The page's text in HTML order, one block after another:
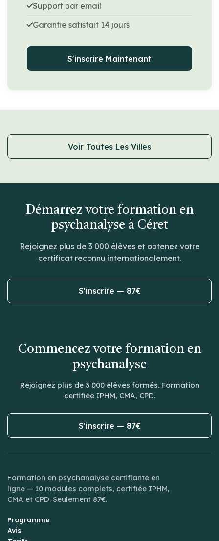
Support par email
Garantie satisfait 14 jours
S'inscrire Maintenant
Voir Toutes Les Villes
Démarrez votre formation en
psychanalyse à Céret
Rejoignez plus de 3 000 élèves et obtenez votre
certificat reconnu internationalement.
S'inscrire — 87€
Commencez votre formation en
psychanalyse
Rejoignez plus de 3 000 élèves formés. Formation
certifiée IPHM, CMA, CPD.
S'inscrire — 87€
Formation en psychanalyse certifiante en
ligne — 10 modules complets, certifiée IPHM,
CMA et CPD. Seulement 87€.
Programme
Avis